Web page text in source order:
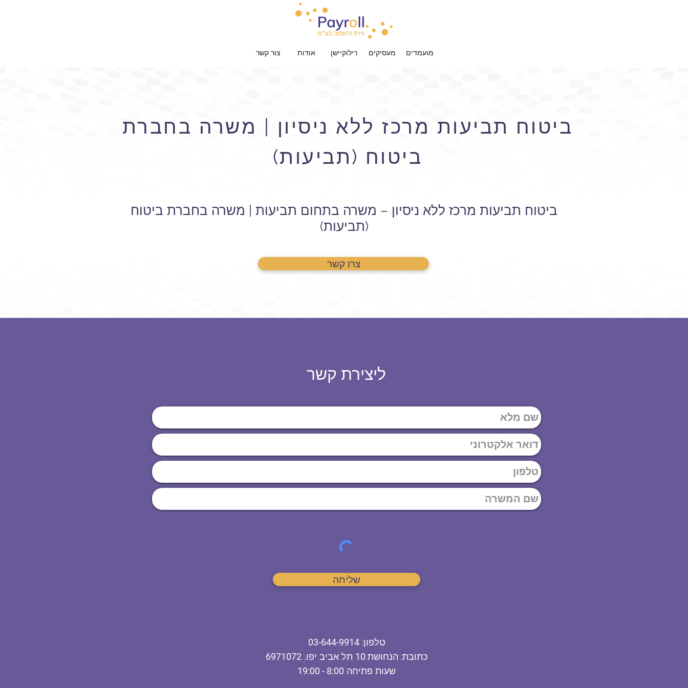
מועמדים מעסיקים רילוקיישן אודות צור קשר
ביטוח תביעות מרכז ללא ניסיון | משרה בחברת
ביטוח (תביעות)
ביטוח תביעות מרכז ללא ניסיון – משרה בתחום תביעות | משרה בחברת ביטוח
(תביעות)
צרו קשר
ליצירת קשר
טלפון:
03-644-9914
כתובת: הנחושת תל אביב יפו, 6971072
שעות פתיחה 8:00 - 19:00
שליחה